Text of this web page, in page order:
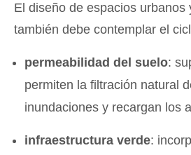
El diseño de espacios urbanos
también debe contemplar el
permeabilidad del suelo:
permiten la filtración natural
inundaciones y recargan los
infraestructura verde: